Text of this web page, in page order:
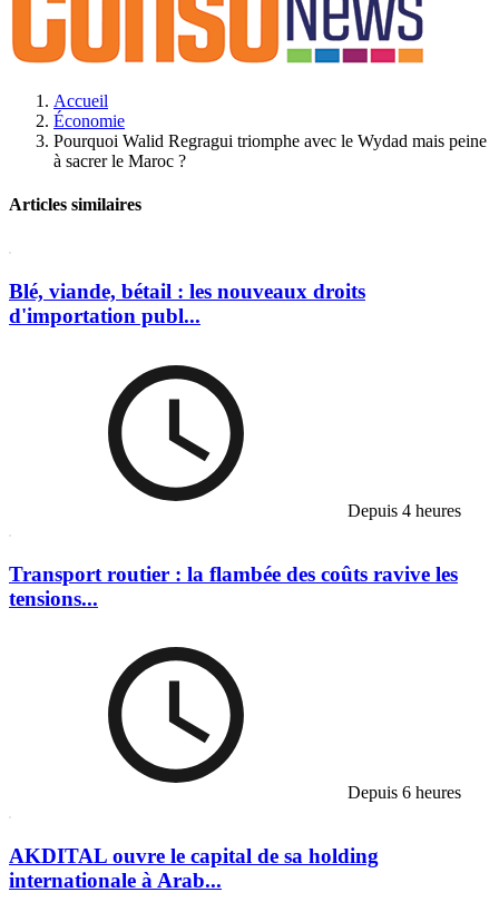
Accueil
Économie
Pourquoi Walid Regragui triomphe avec le Wydad mais peine
à sacrer le Maroc ?
Articles similaires
Blé, viande, bétail : les nouveaux droits
d'importation publ...
Depuis 4 heures
Transport routier : la flambée des coûts ravive les
tensions...
Depuis 6 heures
AKDITAL ouvre le capital de sa holding
internationale à Arab...